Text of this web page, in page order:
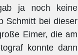
ja noch keine
Schmitt bei dieser
Eimer, die am
konnte dann